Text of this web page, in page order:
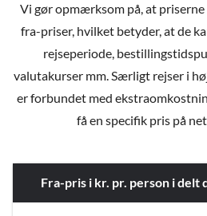
Vi gør opmærksom på, at
fra-priser, hvilket betyder, at de
rejseperiode,
valutakurser mm. Særligt rejser i
er forbundet med
få en specifik pris på
Fra-pris i kr. pr. person i